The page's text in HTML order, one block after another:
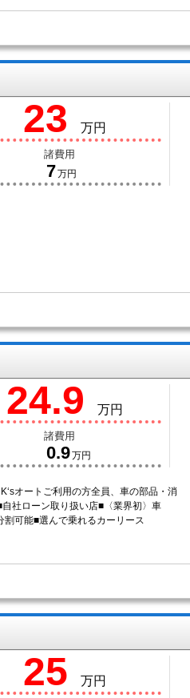
23 万円
諸費用
7万円
24.9 万円
諸費用
0.9万円
オートご利用の方全員、車の部品・消
社ローン取り扱い店■〈業界初〉車
割可能■選んで乗れるカーリース
25 万円